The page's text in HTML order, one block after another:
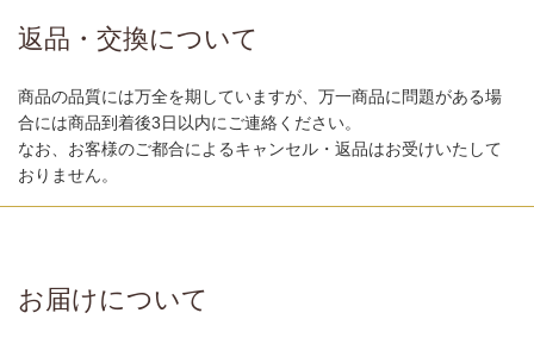
返品・交換について
商品の品質には万全を期していますが、万一商品に問題がある場
合には商品到着後3日以内にご連絡ください。
なお、お客様のご都合によるキャンセル・返品はお受けいたして
おりません。
お届けについて